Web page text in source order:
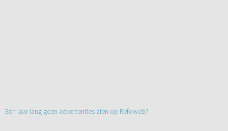
Een jaar lang geen advertenties zien op Refoweb?